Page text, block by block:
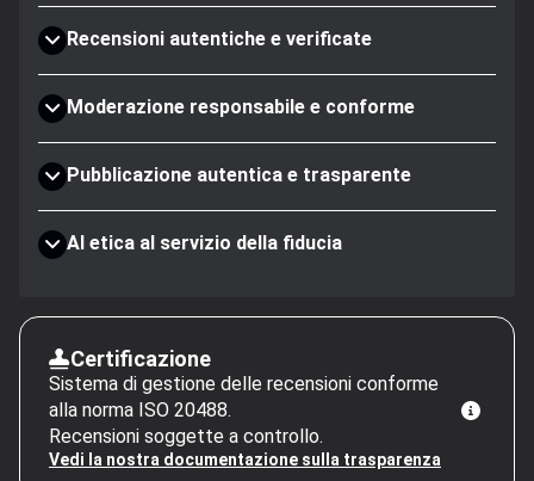
Recensioni autentiche e verificate
Moderazione responsabile e conforme
Pubblicazione autentica e trasparente
AI etica al servizio della fiducia
Certificazione
Sistema di gestione delle recensioni conforme
alla norma ISO 20488.
Recensioni soggette a controllo.
Vedi la nostra documentazione sulla trasparenza